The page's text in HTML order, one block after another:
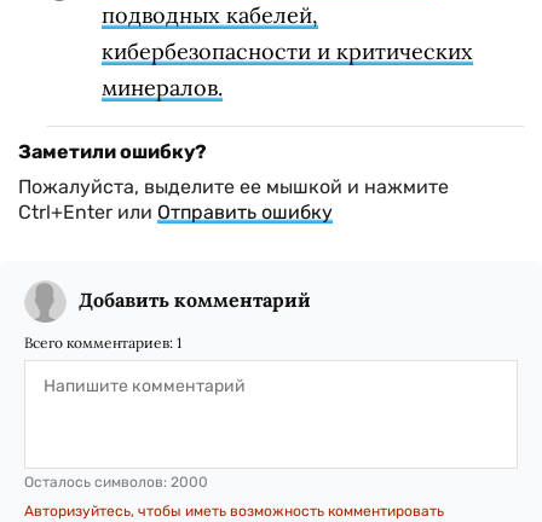
подводных кабелей,
кибербезопасности и критических
минералов.
Заметили ошибку?
Пожалуйста, выделите ее мышкой и нажмите
Ctrl+Enter или Отправить ошибку
Добавить комментарий
Всего комментариев: 1
Осталось символов: 2000
Авторизуйтесь, чтобы иметь возможность комментировать